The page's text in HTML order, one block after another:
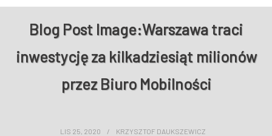
O NAS
RADNI I ZARZĄD DZIELNICY
NASZE DZIAŁANIA
Blog Post Image:Warszawa traci
inwestycję za kilkadziesiąt milionów
przez Biuro Mobilności
LIS 25, 2020 KRZYSZTOF DAUKSZEWICZ